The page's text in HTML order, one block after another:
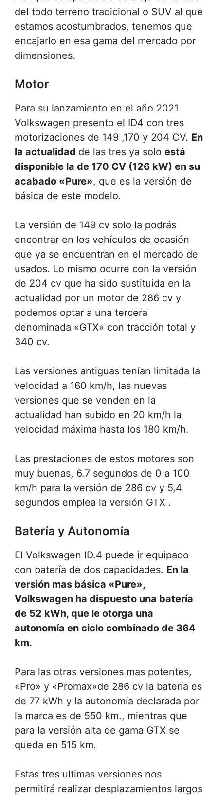
del todo terreno tradicional o SUV al que
estamos acostumbrados, tenemos que
encajarlo en esa gama del mercado por
dimensiones.
Motor
Para su lanzamiento en el año 2021
Volkswagen presento el ID4 con tres
motorizaciones de 149 ,170 y 204 CV. En
la actualidad de las tres ya solo está
disponible la de 170 CV (126 kW) en su
acabado «Pure», que es la versión de
básica de este modelo.
La versión de 149 cv solo la podrás
encontrar en los vehículos de ocasión
que ya se encuentran en el mercado de
usados. Lo mismo ocurre con la versión
de 204 cv que ha sido sustituida en la
actualidad por un motor de 286 cv y
podemos optar a una tercera
denominada «GTX» con tracción total y
340 cv.
Las versiones antiguas tenían limitada la
velocidad a 160 km/h, las nuevas
versiones que se venden en la
actualidad han subido en 20 km/h la
velocidad máxima hasta los 180 km/h.
Las prestaciones de estos motores son
muy buenas, 6.7 segundos de 0 a 100
km/h para la versión de 286 cv y 5,4
segundos emplea la versión GTX .
Batería y Autonomía
El Volkswagen ID.4 puede ir equipado
con batería de dos capacidades. En la
versión mas básica «Pure»,
Volkswagen ha dispuesto una batería
de 52 kWh, que le otorga una
autonomía en ciclo combinado de 364
km.
Para las otras versiones mas potentes,
«Pro» y «Promax»de 286 cv la batería es
de 77 kWh y la autonomía declarada por
la marca es de 550 km., mientras que
para la versión alta de gama GTX se
queda en 515 km.
Estas tres ultimas versiones nos
permitirá realizar desplazamientos largos